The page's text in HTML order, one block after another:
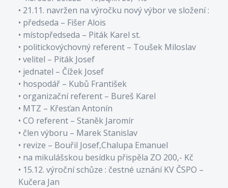
• 21.11. navržen na výročku nový výbor ve složení :
• předseda – Fišer Alois
• místopředseda – Piták Karel st.
• politickovýchovný referent – Toušek Miloslav
• velitel – Piták Josef
• jednatel – Čížek Josef
• hospodář – Kubů František
• organizační referent – Bureš Karel
• MTZ – Křesťan Antonín
• CO referent – Staněk Jaromír
• člen výboru – Marek Stanislav
• revize – Bouřil Josef,Chalupa Emanuel
• na mikulášskou besídku přispěla ZO 200,- Kč
• 15.12. výroční schůze : čestné uznání KV ČSPO –
Kučera Jan